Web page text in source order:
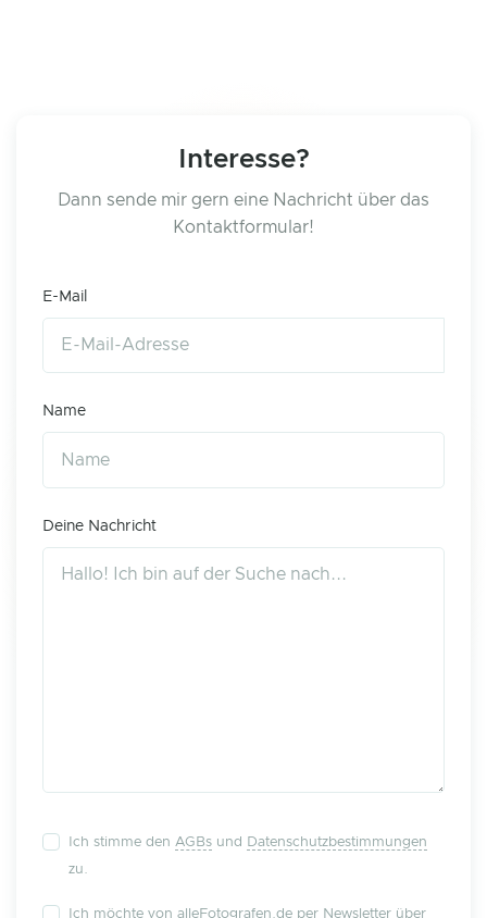
Interesse?
Dann sende mir gern eine Nachricht über das
Kontaktformular!
E-Mail
Name
Deine Nachricht
Ich stimme den AGBs und
Datenschutzbestimmungen
zu.
Ich möchte von alleFotografen.de per Newsletter über